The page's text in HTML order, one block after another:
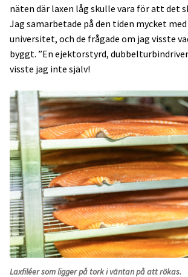
näten där laxen låg skulle vara för att det
Jag samarbetade på den tiden mycket med
universitet, och de frågade om jag visste
byggt. ”En ejektorstyrd,
visste jag inte själv!
Laxfiléer som ligger på tork i väntan på att rökas.